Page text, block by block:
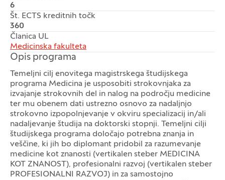
6
Št. ECTS kreditnih točk
360
Članica UL
Medicinska fakulteta
Opis programa
Temeljni cilj enovitega magistrskega študijskega
programa Medicina je usposobiti strokovnjaka za
izvajanje strokovnih del in nalog na področju medicine
ter mu obenem dati ustrezno osnovo za nadaljnjo
strokovno izpopolnjevanje v okviru specializacij in/ali
nadaljevanje študija na doktorski stopnji. Temeljni cilji
študijskega programa določajo potrebna znanja in
veščine, ki jih bo diplomant pridobil za razumevanje
medicine kot znanosti (vertikalen steber MEDICINA
KOT ZNANOST), profesionalni razvoj (vertikalen steber
PROFESIONALNI RAZVOJ) in za samostojno